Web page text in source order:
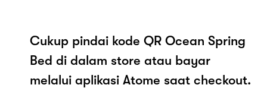
Cukup pindai kode QR Ocean Spring
Bed di dalam store atau bayar
melalui aplikasi Atome saat checkout.